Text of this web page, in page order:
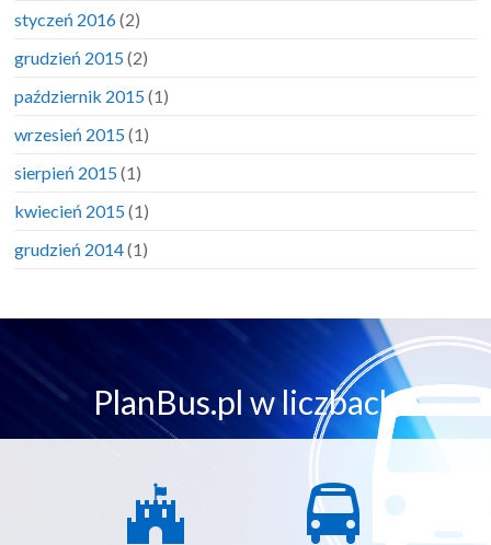
styczeń 2016(2)
grudzień 2015(2)
październik 2015(1)
wrzesień 2015(1)
sierpień 2015(1)
kwiecień 2015(1)
grudzień 2014(1)
PlanBus.pl w liczbach